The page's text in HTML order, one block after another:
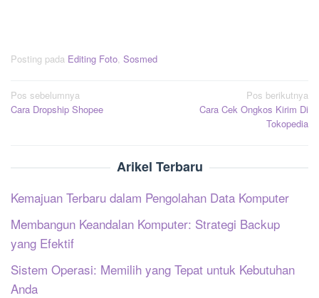
Posting pada Editing Foto, Sosmed
Navigasi
pos
Pos sebelumnya
Cara Dropship Shopee
Pos berikutnya
Cara Cek Ongkos Kirim Di
Tokopedia
Arikel Terbaru
Kemajuan Terbaru dalam Pengolahan Data Komputer
Membangun Keandalan Komputer: Strategi Backup
yang Efektif
Sistem Operasi: Memilih yang Tepat untuk Kebutuhan
Anda